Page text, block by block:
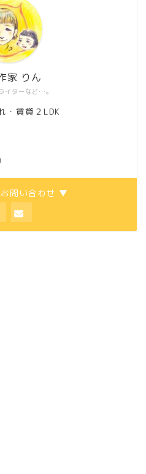
イターなど…。
家 りん
・賃貸２LDK
問い合わせ ▼